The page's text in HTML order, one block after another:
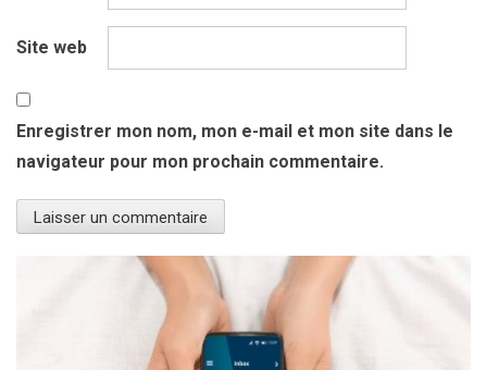
Site web
Enregistrer mon nom, mon e-mail et mon site dans le
navigateur pour mon prochain commentaire.